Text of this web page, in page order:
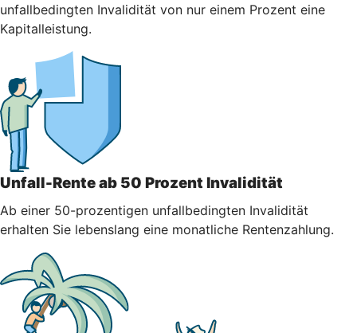
unfallbedingten Invalidität von nur einem Prozent eine
Kapitalleistung.
Unfall-Rente ab 50 Prozent Invalidität
Ab einer 50-prozentigen unfallbedingten Invalidität
erhalten Sie lebenslang eine monatliche Rentenzahlung.